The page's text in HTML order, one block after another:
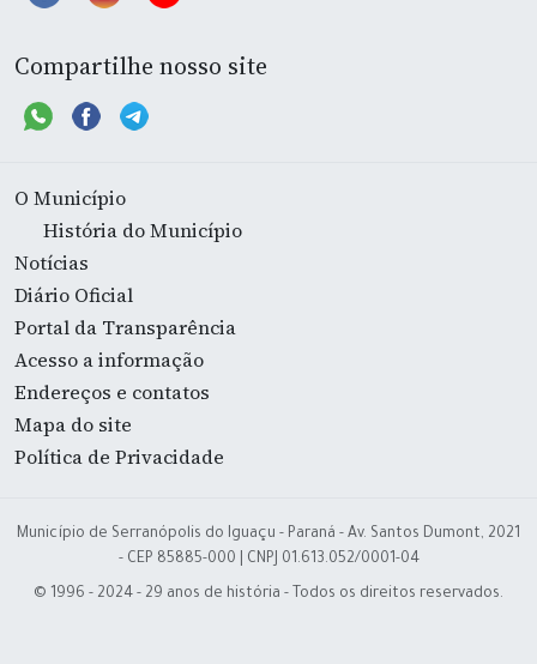
Compartilhe nosso site
O Município
História do Município
Notícias
Diário Oficial
Portal da Transparência
Acesso a informação
Endereços e contatos
Mapa do site
Política de Privacidade
Município de Serranópolis do Iguaçu - Paraná - Av. Santos Dumont, 2021
- CEP 85885-000 | CNPJ 01.613.052/0001-04
© 1996 - 2024 - 29 anos de história - Todos os direitos reservados.